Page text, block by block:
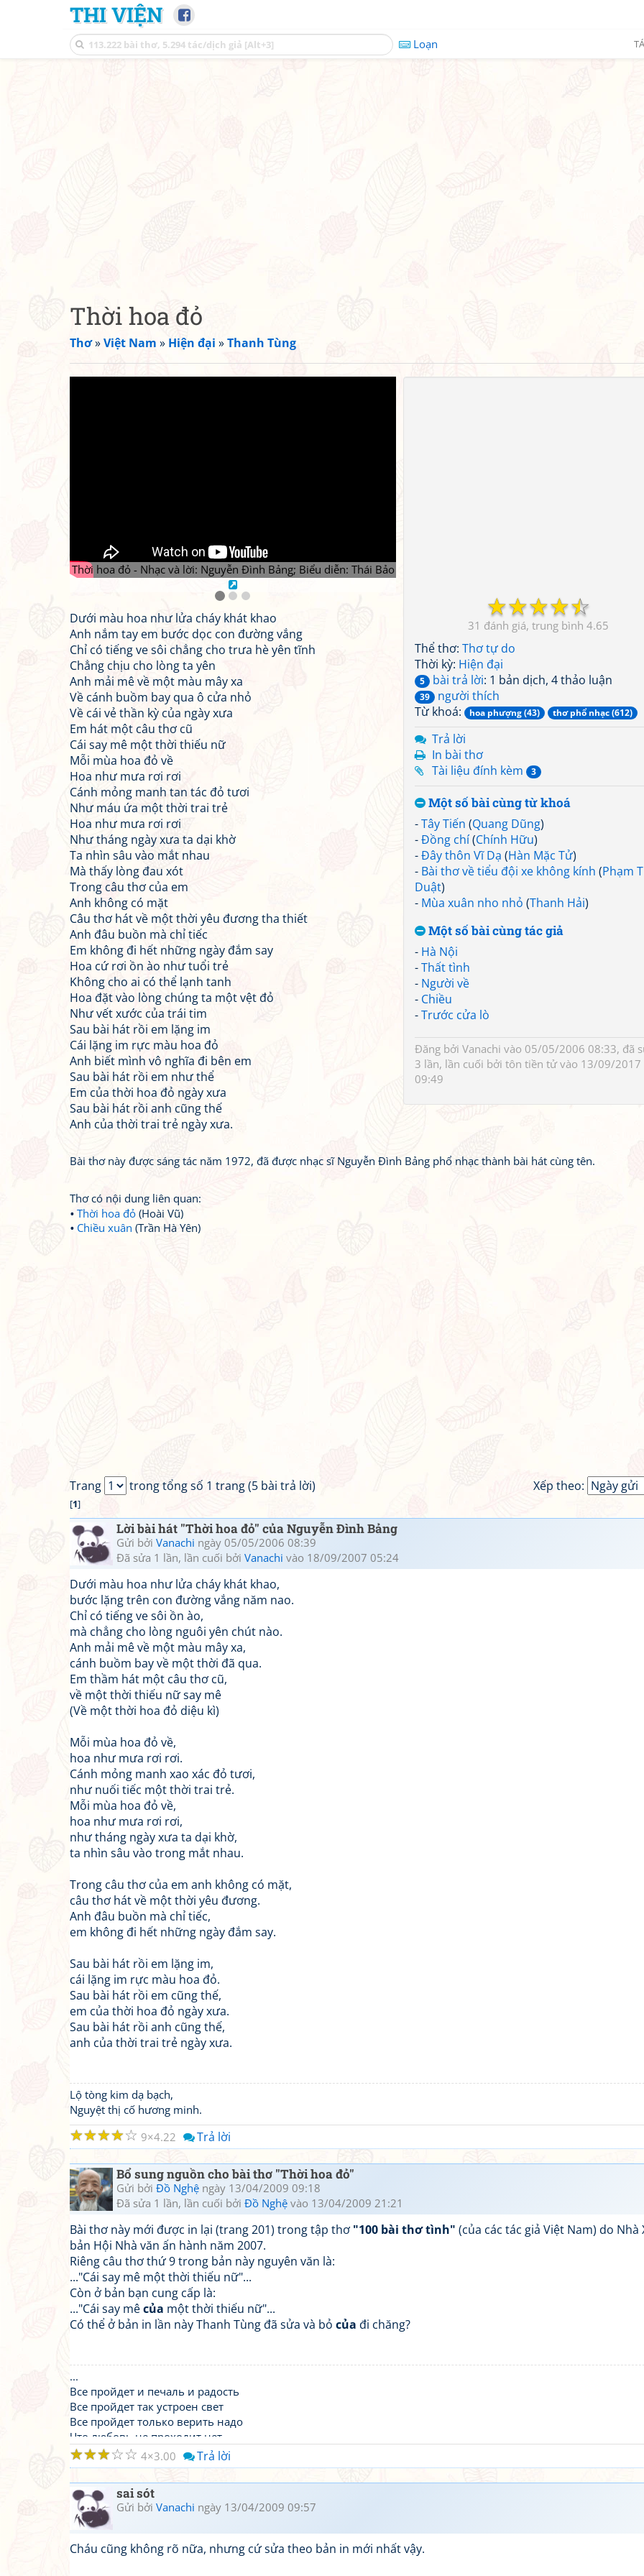
THI VIỆN
Loạn
Thời hoa đỏ
Thơ»Việt Nam » Hiện đại »Thanh Tùng
☆
☆
☆
☆
☆
31 4.65
Thể thơ: Thơ tự do
Thời kỳ: Hiện đại
5 bài trả lời: 1 bản dịch, 4 thảo luận
39
người thích
Từ khoá:
hoa phượng (43) thơ phổ nhạc (612)
Trả lời
In bài thơ
Tài liệu đính kèm
3
Một số bài cùng từ khoá
-Tây Tiến (Quang Dũng)
-Đồng chí(Chính Hữu)
-Đây thôn Vĩ Dạ (Hàn Mặc Tử)
- Bài thơ về tiểu đội xe không kính (Phạm
Duật)
- Mùa xuân nho nhỏ (Thanh Hải)
Một số bài cùng tác giả
- Hà Nội
-Thất tình
- Người về
- Chiều
-Trước cửa lò
Đăng bởi Vanachi vào 05/05/2006 08:33, đã
3 lần, lần cuối bởi tôn tiền tửvào 13/09/2017
09:49
Thời hoa đỏ - Nhạc và lời: Nguyễn Đình Bảng; Biểu diễn: Thái Bảo
Dưới màu hoa như lửa cháy khát khao
Anh nắm tay em bước dọc con đường vắng
Chỉ có tiếng ve sôi chẳng cho trưa hè yên tĩnh
Chẳng chịu cho lòng ta yên
Anh mải mê về một màu mây xa
Về cánh buồm bay qua ô cửa nhỏ
Về cái vẻ thần kỳ của ngày xưa
Em hát một câu thơ cũ
Cái say mê một thời thiếu nữ
Mỗi mùa hoa đỏ về
Hoa như mưa rơi rơi
Cánh mỏng manh tan tác đỏ tươi
Như máu ứa một thời trai trẻ
Hoa như mưa rơi rơi
Như tháng ngày xưa ta dại khờ
Ta nhìn sâu vào mắt nhau
Mà thấy lòng đau xót
Trong câu thơ của em
Anh không có mặt
Câu thơ hát về một thời yêu đương tha thiết
Anh đâu buồn mà chỉ tiếc
Em không đi hết những ngày đắm say
Hoa cứ rơi ồn ào như tuổi trẻ
Không cho ai có thể lạnh tanh
Hoa đặt vào lòng chúng ta một vệt đỏ
Như vết xước của trái tim
Sau bài hát rồi em lặng im
Cái lặng im rực màu hoa đỏ
Anh biết mình vô nghĩa đi bên em
Sau bài hát rồi em như thể
Em của thời hoa đỏ ngày xưa
Sau bài hát rồi anh cũng thế
Anh của thời trai trẻ ngày xưa.
Bài thơ này được sáng tác năm 1972, đã được nhạc sĩ Nguyễn Đình Bảng phổ nhạc thành bài hát cùng tên.
Thơ có nội dung liên quan:
Thời hoa đỏ (Hoài Vũ)
Chiều xuân (Trần Hà Yên)
Xếp theo:
Trang trong tổng số 1 trang (5 bài trả lời)
[1]
Lời bài hát "Thời hoa đỏ" của Nguyễn Đình Bảng
Gửi bởi Vanachi ngày 05/05/2006 08:39
Đã sửa 1 lần, lần cuối bởi Vanachi vào 18/09/2007 05:24
Dưới màu hoa như lửa cháy khát khao,
bước lặng trên con đường vắng năm nao.
Chỉ có tiếng ve sôi ồn ào,
mà chẳng cho lòng nguôi yên chút nào.
Anh mải mê về một màu mây xa,
cánh buồm bay về một thời đã qua.
Em thầm hát một câu thơ cũ,
về một thời thiếu nữ say mê
(Về một thời hoa đỏ diệu kì)
Mỗi mùa hoa đỏ về,
hoa như mưa rơi rơi.
Cánh mỏng manh xao xác đỏ tươi,
như nuối tiếc một thời trai trẻ.
Mỗi mùa hoa đỏ về,
hoa như mưa rơi rơi,
như tháng ngày xưa ta dại khờ,
ta nhìn sâu vào trong mắt nhau.
Trong câu thơ của em anh không có mặt,
câu thơ hát về một thời yêu đương.
Anh đâu buồn mà chỉ tiếc,
em không đi hết những ngày đắm say.
Sau bài hát rồi em lặng im,
cái lặng im rực màu hoa đỏ.
Sau bài hát rồi em cũng thế,
em của thời hoa đỏ ngày xưa.
Sau bài hát rồi anh cũng thế,
anh của thời trai trẻ ngày xưa.
Lộ tòng kim dạ bạch,
Nguyệt thị cố hương minh.
☆
☆
☆
☆
☆ 9 4.22 Trả lời
Bổ sung nguồn cho bài thơ "Thời hoa đỏ"
Gửi bởi Đồ Nghệ ngày 13/04/2009 09:18
Đã sửa 1 lần, lần cuối bởi Đồ Nghệ vào 13/04/2009 21:21
Bài thơ này mới được in lại (trang 201) trong tập thơ "100 bài thơ tình" (của các tác giả Việt Nam) do Nhà
bản Hội Nhà văn ấn hành năm 2007.
Riêng câu thơ thứ 9 trong bản này nguyên văn là:
..."Cái say mê một thời thiếu nữ"...
Còn ở bản bạn cung cấp là:
..."Cái say mêcủa một thời thiếu nữ"...
Có thể ở bản in lần này Thanh Tùng đã sửa và bỏ của đi chăng?
...
Все пройдет и печаль и радость
Все пройдет так устроен свет
Все пройдет только верить надо
Что любовь не проходит нет ..
☆
☆
☆
☆
☆ 4 3.00 Trả lời
sai sót
Gửi bởi Vanachi ngày 13/04/2009 09:57
Cháu cũng không rõ nữa, nhưng cứ sửa theo bản in mới nhất vậy.